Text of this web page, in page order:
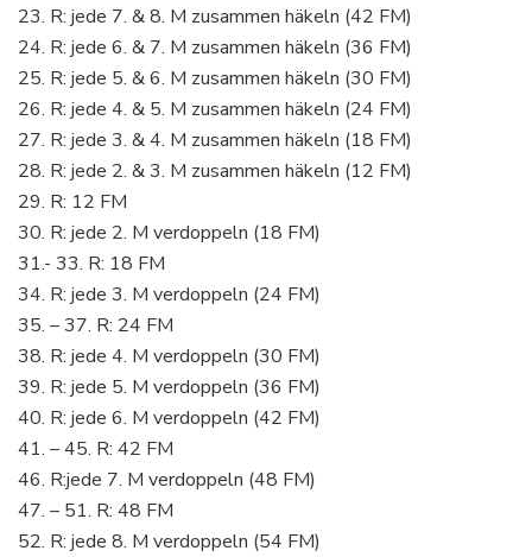
23. R: jede 7. & 8. M zusammen häkeln (42 FM)
24. R: jede 6. & 7. M zusammen häkeln (36 FM)
25. R: jede 5. & 6. M zusammen häkeln (30 FM)
26. R: jede 4. & 5. M zusammen häkeln (24 FM)
27. R: jede 3. & 4. M zusammen häkeln (18 FM)
28. R: jede 2. & 3. M zusammen häkeln (12 FM)
29. R: 12 FM
30. R: jede 2. M verdoppeln (18 FM)
31.- 33. R: 18 FM
34. R: jede 3. M verdoppeln (24 FM)
35. – 37. R: 24 FM
38. R: jede 4. M verdoppeln (30 FM)
39. R: jede 5. M verdoppeln (36 FM)
40. R: jede 6. M verdoppeln (42 FM)
41. – 45. R: 42 FM
46. R:jede 7. M verdoppeln (48 FM)
47. – 51. R: 48 FM
52. R: jede 8. M verdoppeln (54 FM)